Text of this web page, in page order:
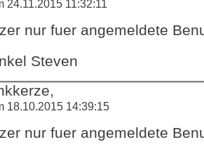
24.11.2015 11:32:11
nur fuer angemeldete
Steven
18.10.2015 14:39:15
nur fuer angemeldete